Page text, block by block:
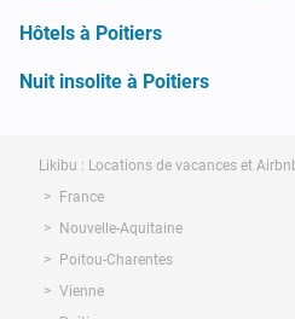
Hôtels à Poitiers
Nuit insolite à Poitiers
Likibu : Locations de vacances et
France
Nouvelle-Aquitaine
Poitou-Charentes
Vienne